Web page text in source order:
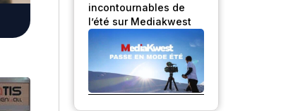
incontournables de
l’été sur Mediakwest